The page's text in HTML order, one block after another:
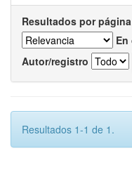
Resultados por página
En
Autor/registro
Resultados 1-1 de 1.